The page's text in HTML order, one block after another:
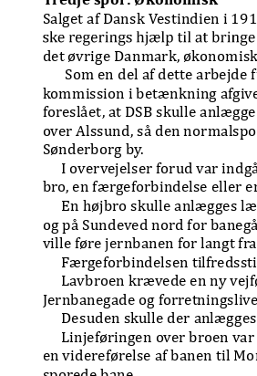
Salget af Dansk Vestindien i
det øvrige Danmark,
Som en del af dette arbejde
kommission i betænkning
foreslået, at DSB skulle
over Alssund, så den
Sønderborg by.
I overvejelser forud var
bro, en færgeforbindelse eller
En højbro skulle anlægges
og på Sundeved nord for
ville føre jernbanen for langt
Færgeforbindelsen
Lavbroen krævede en ny
Jernbanegade og
Desuden skulle der
Linjeføringen over broen
en videreførelse af banen til
sporede bane.